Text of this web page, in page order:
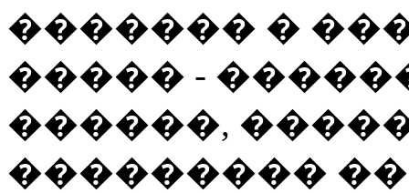
������� �
����� -
������,
���������